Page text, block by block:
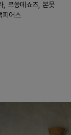
, 르쏭데쇼즈, 본못
피어스